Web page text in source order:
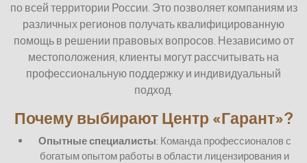
по всей территории России. Это позволяет компаниям из
различных регионов получать квалифицированную
помощь в решении правовых вопросов. Независимо от
местоположения, клиенты могут рассчитывать на
профессиональную поддержку и индивидуальный
подход.
Почему выбирают Центр «Гарант»?
Опытные специалисты: Команда профессионалов с
богатым опытом работы в области лицензирования и